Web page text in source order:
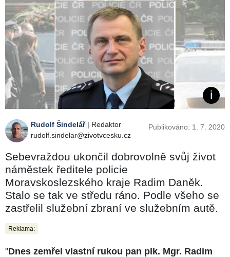
Rudolf Šindelář| Redaktor
rudolf.sindelar@zivotvcesku.cz
Publikováno: 1. 7. 2020
Sebevraždou ukončil dobrovolně svůj život
náměstek ředitele policie
Moravskoslezského kraje Radim Daněk.
Stalo se tak ve středu ráno. Podle všeho se
zastřelil služební zbraní ve služebním autě.
Reklama:
"Dnes zemřel vlastní rukou pan plk. Mgr. Radim